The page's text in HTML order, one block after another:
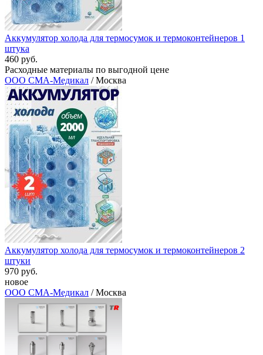
Аккумулятор холода для термосумок и термоконтейнеров 1
штука
460 руб.
Расходные материалы по выгодной цене
ООО СМА-Медикал / Москва
Аккумулятор холода для термосумок и термоконтейнеров 2
штуки
970 руб.
новое
ООО СМА-Медикал / Москва